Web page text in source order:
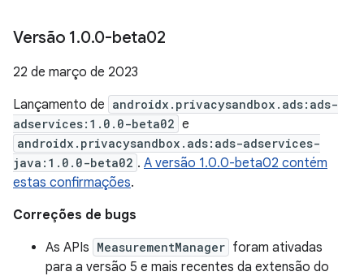
Versão 1.0.0-beta02
22 de março de 2023
Lançamento de androidx.privacysandbox.ads:ads-
adservices:1.0.0-beta02 e
androidx.privacysandbox.ads:ads-adservices-
java:1.0.0-beta02 . A versão 1.0.0-beta02 contém
estas confirmações.
Correções de bugs
As APIs MeasurementManager foram ativadas
para a versão 5 e mais recentes da extensão do